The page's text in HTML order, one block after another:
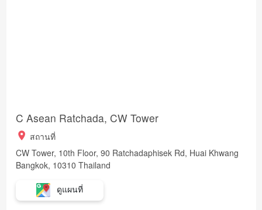
C Asean Ratchada, CW Tower
สถานที่
CW Tower, 10th Floor, 90 Ratchadaphisek Rd, Huai Khwang
Bangkok, 10310 Thailand
ดูแผนที่